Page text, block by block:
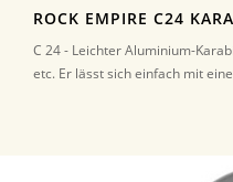
ROCK EMPIRE C24
C 24 - Leichter Aluminium-
etc. Er lässt sich einfach mit